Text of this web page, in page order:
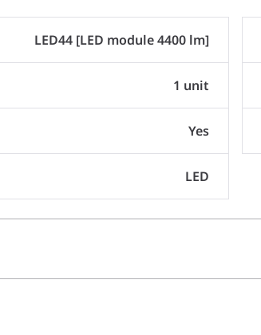
LED44 [LED module 4400 lm]
1 unit
Yes
LED